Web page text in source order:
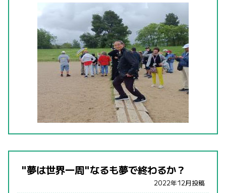
"夢は世界一周"なるも夢で終わるか？
2022年12月投稿